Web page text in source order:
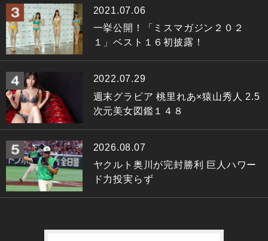
2021.07.06
一挙公開！「ミスマガジン２０２
１」ベスト１６初披露！
2022.07.29
週末グラビア 桃里れあ×猿山秀人 2.5
次元美女図鑑１４８
2026.08.07
ヤクルト奥川が完封勝利 巨人ハワー
ド力投実らず